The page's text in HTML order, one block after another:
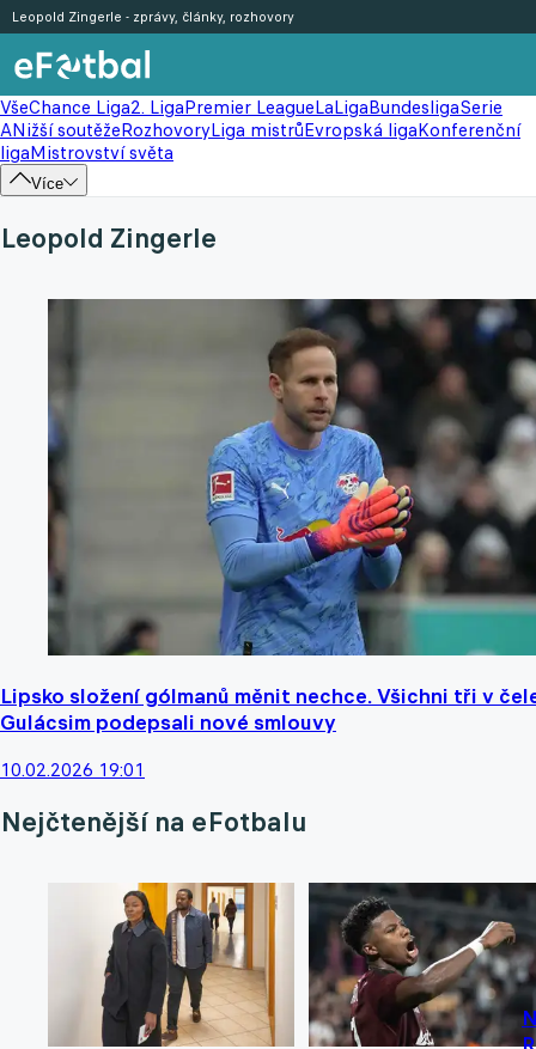
VšeChance Liga2. LigaPremier LeagueLaLigaBundesligaSerie
ANižší soutěžeRozhovoryLiga mistrůEvropská ligaKonferenční
ligaMistrovství světa
Více
Leopold Zingerle - zprávy, články, rozhovory
Leopold Zingerle
Lipsko složení gólmanů měnit nechce. Všichni tři v
Gulácsim podepsali nové smlouvy
10.02.2026 19:01
Nejčtenější na eFotbalu